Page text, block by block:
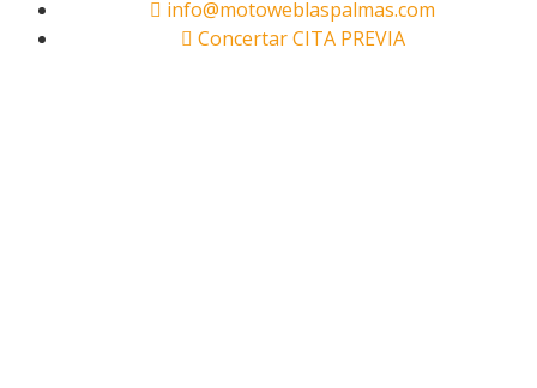
info@motoweblaspalmas.com
Concertar CITA PREVIA